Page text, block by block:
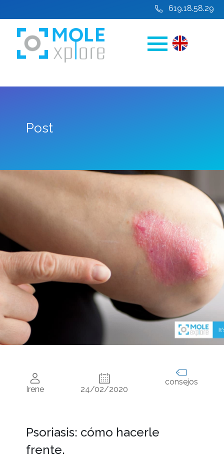
619.18.58.29
Post
Irene 24/02/2020
consejos
Psoriasis: cómo hacerle
frente.